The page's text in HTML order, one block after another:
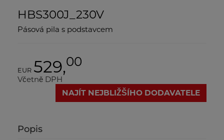
HBS300J_230V
Pásová pila s podstavcem
EUR 529,00
Včetně DPH
NAJÍT NEJBLIŽŠÍHO DODAVATELE
Popis